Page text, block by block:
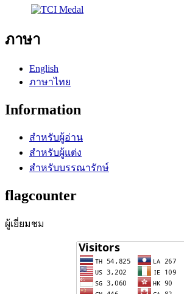
ภาษา
English
ภาษาไทย
Information
สำหรับผู้อ่าน
สำหรับผู้แต่ง
สำหรับบรรณารักษ์
flagcounter
ผู้เยี่ยมชม